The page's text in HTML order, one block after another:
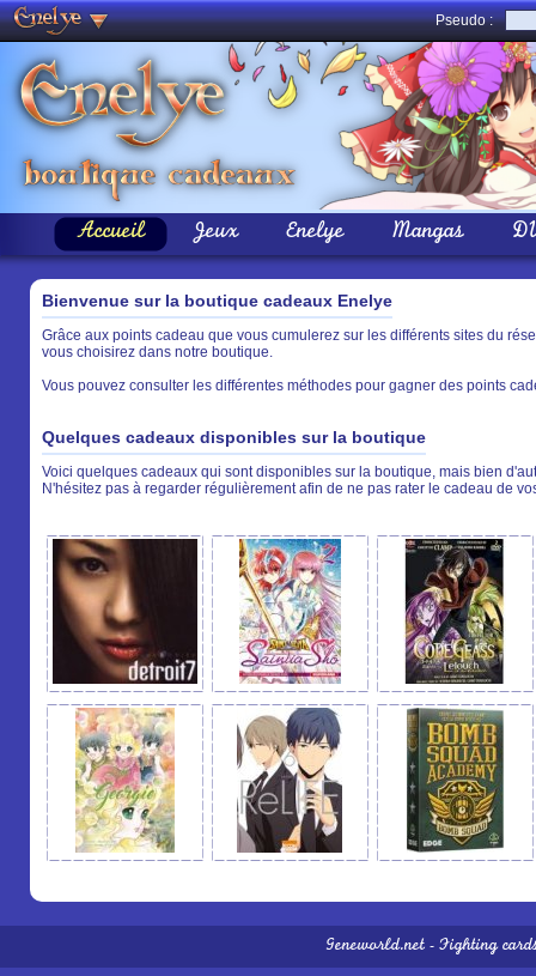
Pseudo :
Accueil Jeux Enelye Mangas
Bienvenue sur la boutique cadeaux Enelye
Grâce aux points cadeau que vous cumulerez sur les différents sites du
vous choisirez dans notre boutique.
Vous pouvez consulter les différentes méthodes pour gagner des points
Quelques cadeaux disponibles sur la boutique
Voici quelques cadeaux qui sont disponibles sur la boutique, mais bien
N'hésitez pas à regarder régulièrement afin de ne pas rater le cadeau de
Geneworld.net - Fighting